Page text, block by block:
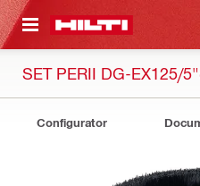
CONTENT
SET PERII DG-EX125/
Configurator